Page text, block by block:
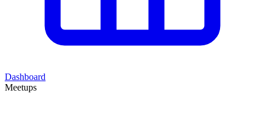
Dashboard
Meetups